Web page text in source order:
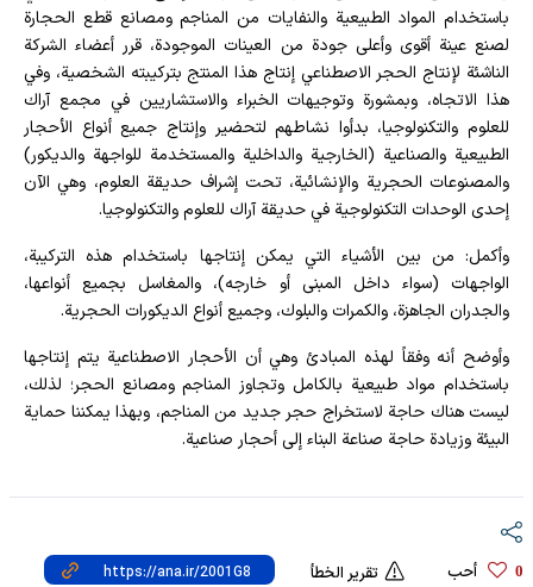
باستخدام المواد الطبيعية والنفايات من المناجم ومصانع قطع الحجارة
لصنع عينة أقوى وأعلى جودة من العينات الموجودة، قرر أعضاء الشركة
الناشئة لإنتاج الحجر الاصطناعي إنتاج هذا المنتج بتركيبته الشخصية، وفي
هذا الاتجاه، وبمشورة وتوجيهات الخبراء والاستشاريين في مجمع آراك
للعلوم والتكنولوجيا، بدأوا نشاطهم لتحضير وإنتاج جميع أنواع الأحجار
الطبيعية والصناعية (الخارجية والداخلية والمستخدمة للواجهة والديكور)
والمصنوعات الحجرية والإنشائية، تحت إشراف حديقة العلوم، وهي الآن
إحدى الوحدات التكنولوجية في حديقة آراك للعلوم والتكنولوجيا.
وأكمل: من بين الأشياء التي يمكن إنتاجها باستخدام هذه التركيبة،
الواجهات (سواء داخل المبنى أو خارجه)، والمغاسل بجميع أنواعها،
والجدران الجاهزة، والكمرات والبلوك، وجميع أنواع الديكورات الحجرية.
وأوضح أنه وفقاً لهذه المبادئ وهي أن الأحجار الاصطناعية يتم إنتاجها
باستخدام مواد طبيعية بالكامل وتجاوز المناجم ومصانع الحجر؛ لذلك،
ليست هناك حاجة لاستخراج حجر جديد من المناجم، وبهذا يمكننا حماية
البيئة وزيادة حاجة صناعة البناء إلى أحجار صناعية.
0 أحب تقرير الخطأ